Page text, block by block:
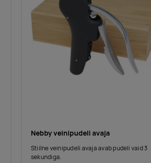
Nebby veinipudeli avaja
Stiilne veinipudeli avaja avab pudeli vaid 3
sekundiga.